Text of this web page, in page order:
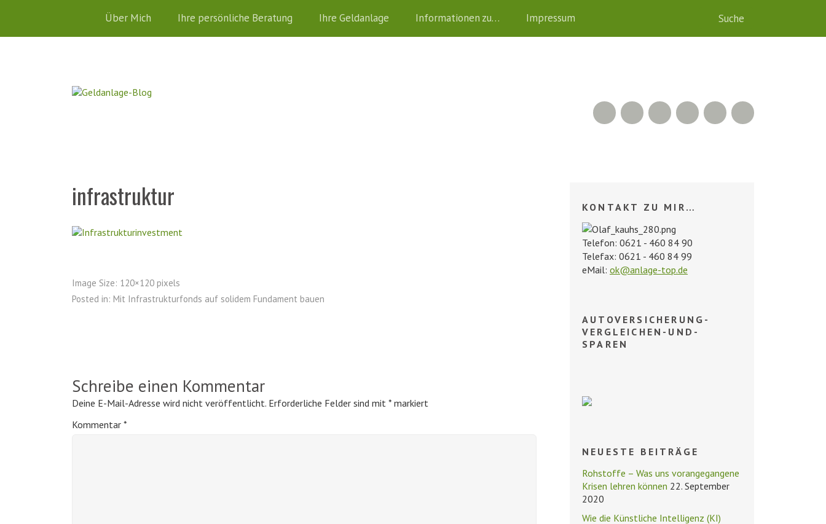
Über Mich Ihre persönliche Beratung Ihre Geldanlage Informationen zu… Impressum
Facebook
500px
LinkedIn
Xing
RSS Feed
infrastruktur
Image Size: 120×120 pixels
Posted in: Mit Infrastrukturfonds auf solidem Fundament bauen
Schreibe einen Kommentar
Deine E-Mail-Adresse wird nicht veröffentlicht. Erforderliche Felder sind mit * markiert
Kommentar *
KONTAKT ZU MIR…
Telefon: 0621 - 460 84 90
Telefax: 0621 - 460 84 99
eMail: ok@anlage-top.de
AUTOVERSICHERUNG-
VERGLEICHEN-UND-
SPAREN
NEUESTE BEITRÄGE
Rohstoffe – Was uns vorangegangene
Krisen lehren können 22. September
2020
Wie die Künstliche Intelligenz (KI)